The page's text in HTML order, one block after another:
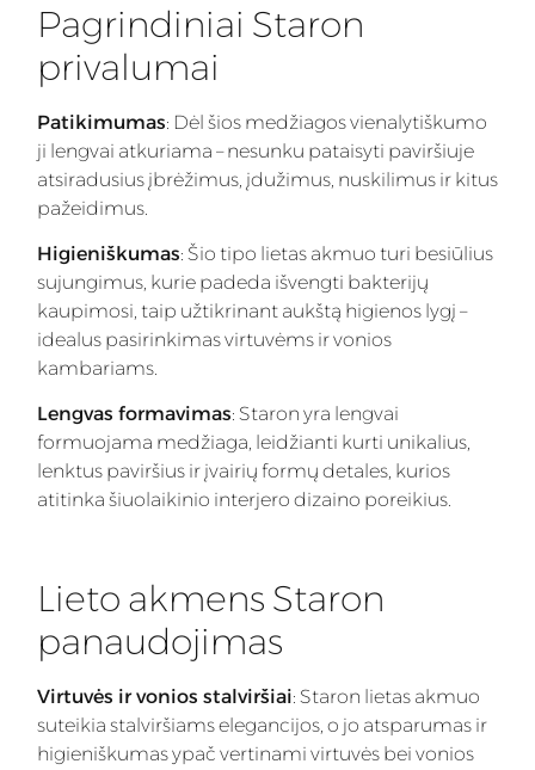
Pagrindiniai Staron
privalumai
Patikimumas: Dėl šios medžiagos vienalytiškumo
ji lengvai atkuriama – nesunku pataisyti paviršiuje
atsiradusius įbrėžimus, įdužimus, nuskilimus ir kitus
pažeidimus.
Higieniškumas: Šio tipo lietas akmuo turi besiūlius
sujungimus, kurie padeda išvengti bakterijų
kaupimosi, taip užtikrinant aukštą higienos lygį –
idealus pasirinkimas virtuvėms ir vonios
kambariams.
Lengvas formavimas: Staron yra lengvai
formuojama medžiaga, leidžianti kurti unikalius,
lenktus paviršius ir įvairių formų detales, kurios
atitinka šiuolaikinio interjero dizaino poreikius.
Lieto akmens Staron
panaudojimas
Virtuvės ir vonios stalviršiai: Staron lietas akmuo
suteikia stalviršiams elegancijos, o jo atsparumas ir
higieniškumas ypač vertinami virtuvės bei vonios